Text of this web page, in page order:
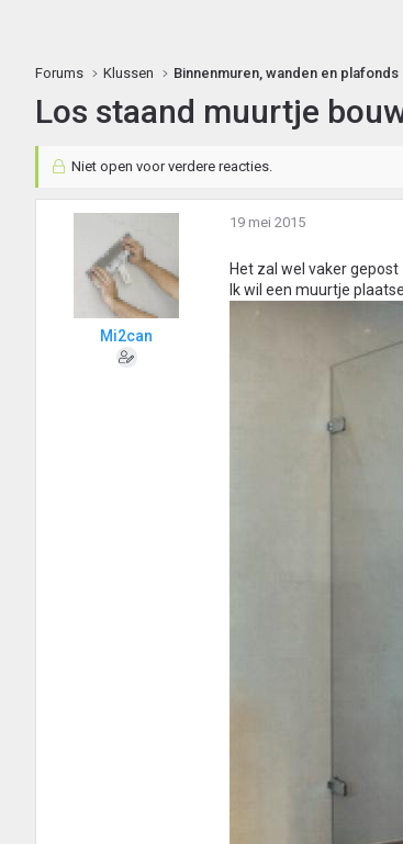
Forums Klussen Binnenmuren, wanden en plafonds
Los staand muurtje
Niet open voor verdere reacties.
Mi2can
19 mei 2015
Het zal wel vaker
Ik wil een muurtje